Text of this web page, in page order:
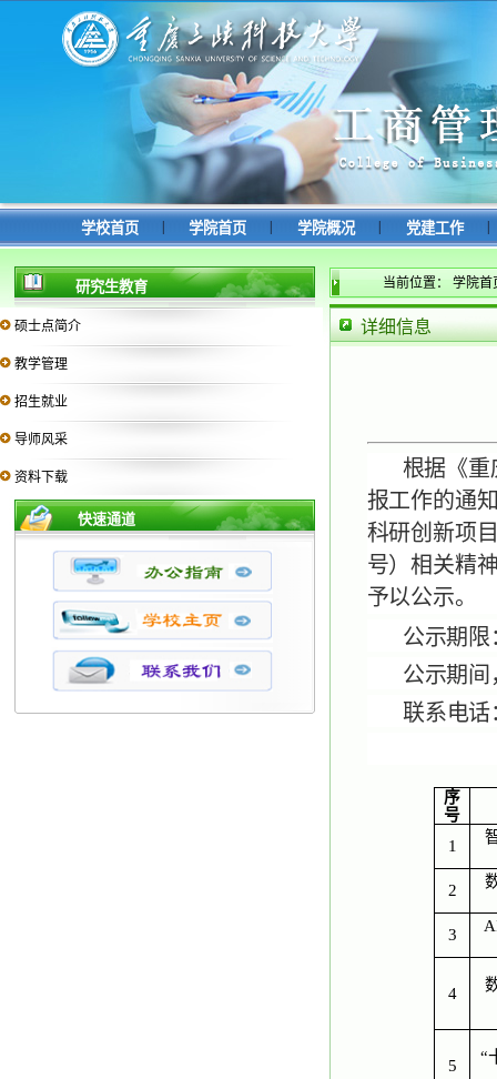
学校首页 学院首页 学院概况 党建工作
研究生教育
硕士点简介
教学管理
招生就业
导师风采
资料下载
快速通道
当前位置： 学院首
详细信息
根据《重
报工作的通
科研创新项
号）相关精
予以公示。
公示期限
公示期
联系电话
序
号
1
2
3
4
5 “